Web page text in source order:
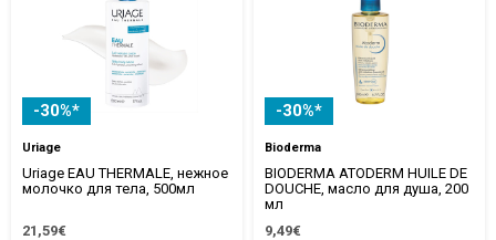
-30%*
Uriage
Uriage EAU THERMALE, нежное
молочко для тела, 500мл
21,59€
-30%*
Bioderma
BIODERMA ATODERM HUILE DE
DOUCHE, масло для душа, 200
мл
9,49€